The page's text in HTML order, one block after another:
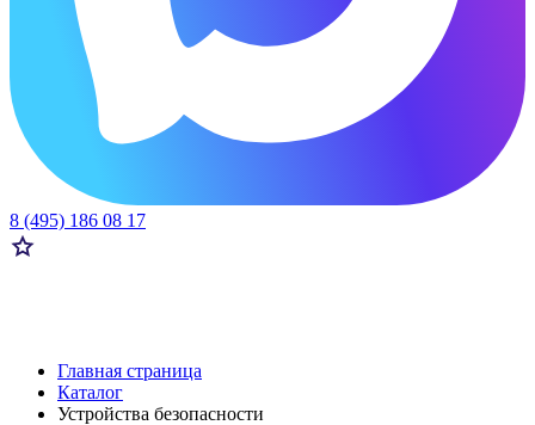
8 (495) 186 08 17
Главная страница
Каталог
Устройства безопасности